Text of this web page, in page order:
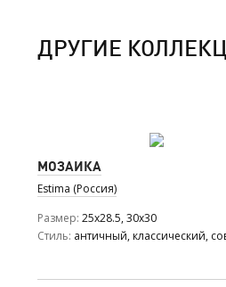
ДРУГИЕ
МОЗАИКА
Estima (Россия)
Размер 25x28.5, 30x30
Стиль античный, классический,